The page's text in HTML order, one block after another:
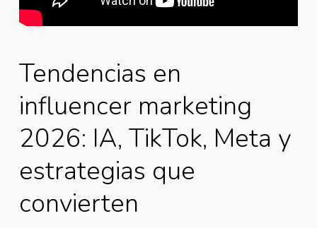
Tendencias en
influencer marketing
2026: IA, TikTok, Meta y
estrategias que
convierten